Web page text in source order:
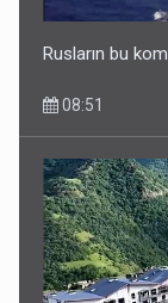
Rusların bu
08:51